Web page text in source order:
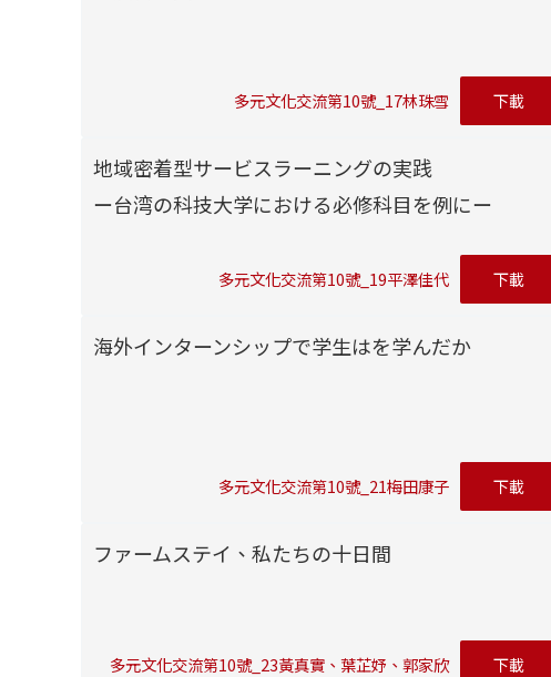
多元文化交流第10號_17林珠雪 下載
地域密着型サービスラーニングの実践
ー台湾の科技大学における必修科目を例にー
多元文化交流第10號_19平澤佳代 下載
海外インターンシップで学生はを学んだか
多元文化交流第10號_21梅田康子 下載
ファームステイ、私たちの十日間
多元文化交流第10號_23黃真實、葉芷妤、郭家欣 下載